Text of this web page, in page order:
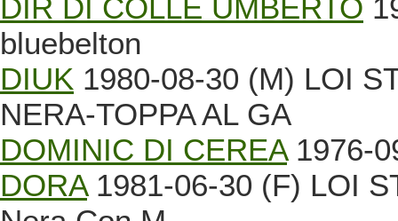
DIR DI COLLE UMBERTO
bluebelton
DIUK 1980-08-30 (M) LOI
NERA-TOPPA AL GA
DOMINIC DI CEREA1976-
DORA1981-06-30 (F) LOI